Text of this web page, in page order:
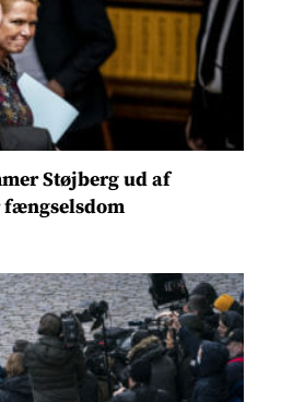
Støjberg ud af
fængselsdom